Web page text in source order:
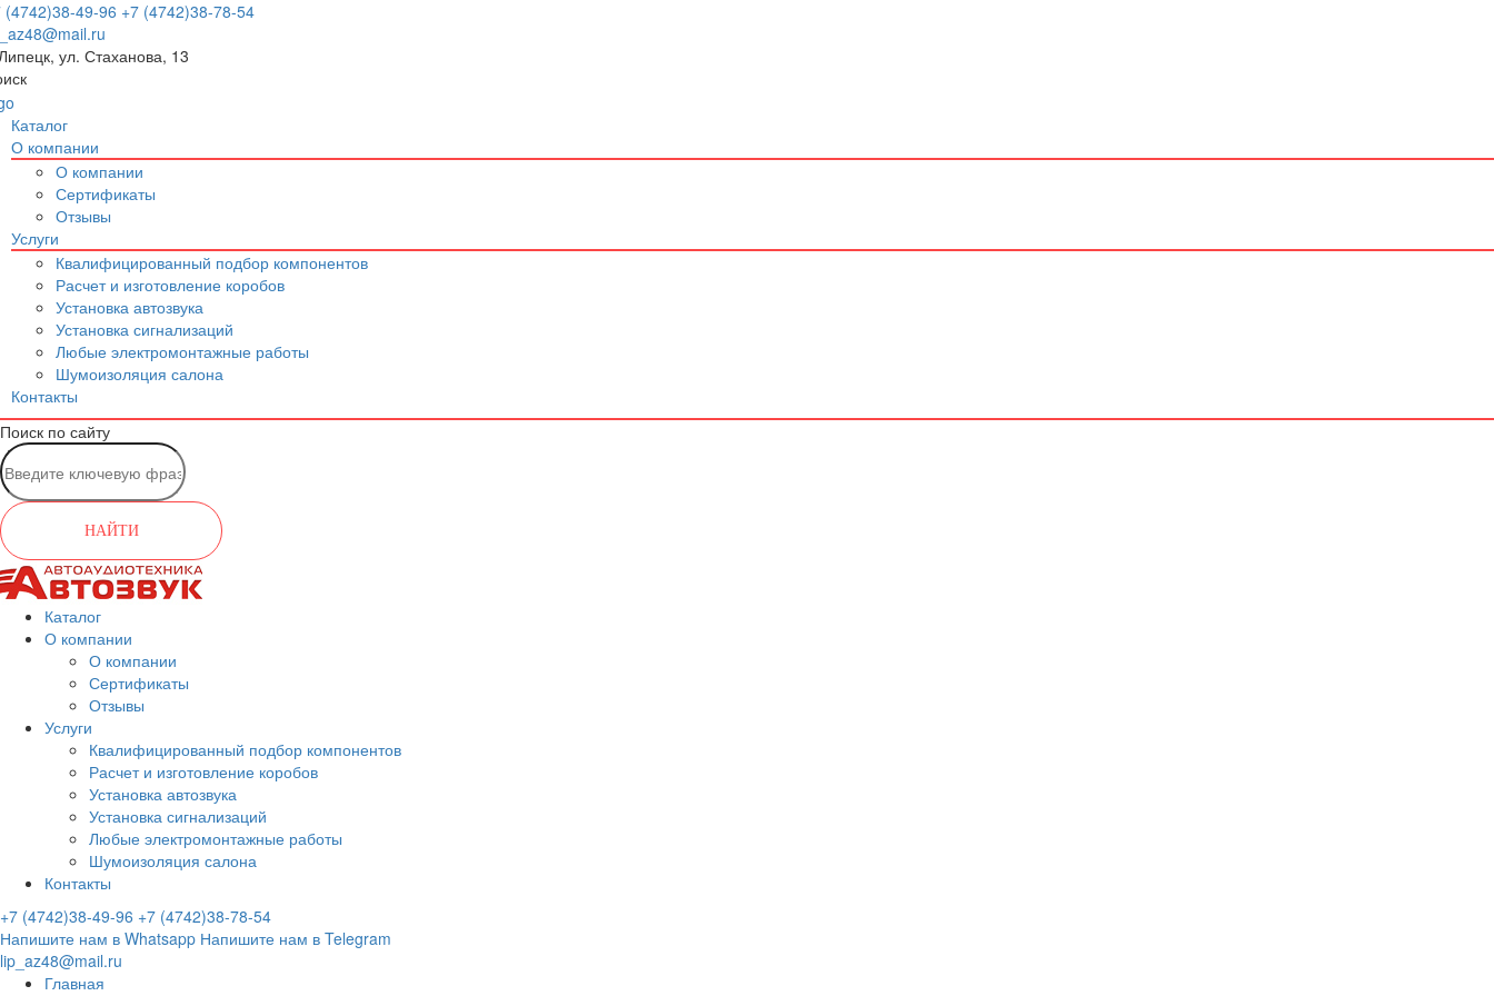
(4742)38-49-96 +7 (4742)38-78-54
ул. Стаханова, 13
Каталог
О компании
О компании
Сертификаты
Отзывы
Услуги
Квалифицированный подбор компонентов
Расчет и изготовление коробов
Установка автозвука
Установка сигнализаций
Любые электромонтажные работы
Шумоизоляция салона
Контакты
Поиск по сайту
НАЙТИ
Каталог
О компании
О компании
Сертификаты
Отзывы
Услуги
Квалифицированный подбор компонентов
Расчет и изготовление коробов
Установка автозвука
Установка сигнализаций
Любые электромонтажные работы
Шумоизоляция салона
Контакты
+7 (4742)38-49-96 +7 (4742)38-78-54
Напишите нам в Whatsapp Напишите нам в Telegram
lip_az48@mail.ru
Главная